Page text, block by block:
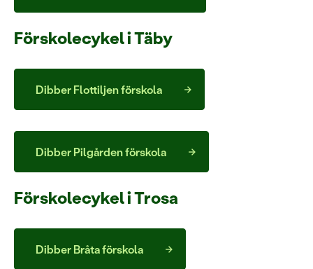
Förskolecykel i Täby
Dibber Flottiljen förskola
Dibber Pilgården förskola
Förskolecykel i Trosa
Dibber Bråta förskola